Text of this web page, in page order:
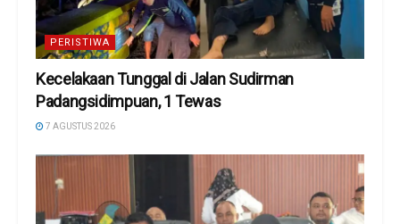
PERISTIWA
Kecelakaan Tunggal di Jalan Sudirman
Padangsidimpuan, 1 Tewas
7 AGUSTUS 2026